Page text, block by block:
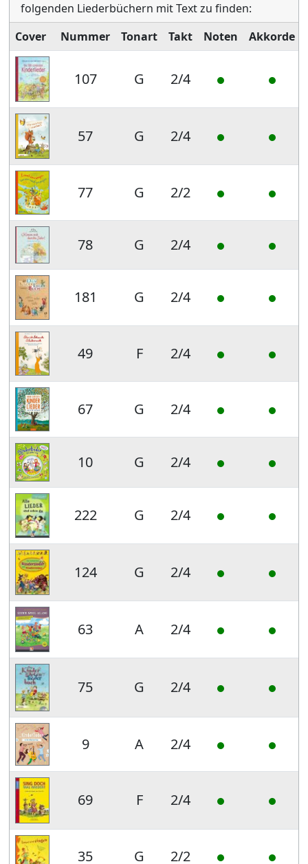
folgenden Liederbüchern mit Text zu finden:
Cover
Nummer Tonart Takt Noten Akkorde
107 G 2/4
57 G 2/4
77 G 2/2
78 G 2/4
181 G 2/4
49 F 2/4
67 G 2/4
10 G 2/4
222 G 2/4
124 G 2/4
63 A 2/4
75 G 2/4
9 A 2/4
69 F 2/4
35 G 2/2